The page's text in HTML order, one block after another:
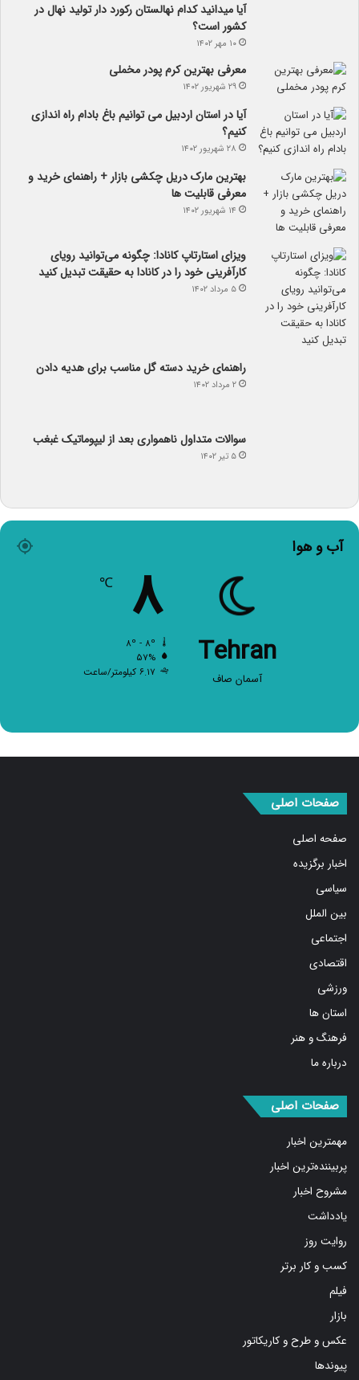
آیا می­دانید کدام نهالستان رکورد دار تولید نهال­ در
کشور است؟
۱۰ مهر ۱۴۰۲
معرفی بهترین کرم پودر مخملی
۲۹ شهریور ۱۴۰۲
آیا در استان اردبیل می توانیم باغ بادام راه اندازی
کنیم؟
۲۸ شهریور ۱۴۰۲
بهترین مارک دریل چکشی بازار + راهنمای خرید و
معرفی قابلیت ها
۱۴ شهریور ۱۴۰۲
ویزای استارتاپ کانادا: چگونه می‌توانید رویای
کارآفرینی خود را در کانادا به حقیقت تبدیل کنید
۵ مرداد ۱۴۰۲
راهنمای خرید دسته گل مناسب برای هدیه دادن
۲ مرداد ۱۴۰۲
سوالات متداول ناهمواری بعد از لیپوماتیک غبغب
۵ تیر ۱۴۰۲
آب و هوا
Tehran
آسمان صاف
۸
۵۷%
۶.۱۷ کیلومتر/ساعت
صفحه اصلی
اخبار برگزیده
سیاسی
بین الملل
اجتماعی
اقتصادی
ورزشی
استان ها
فرهنگ و هنر
درباره ما
مهمترین اخبار
پربیننده‌ترین اخبار
مشروح اخبار
یادداشت
روایت روز
کسب و کار برتر
فیلم
بازار
عکس و طرح و کاریکاتور
پیوندها